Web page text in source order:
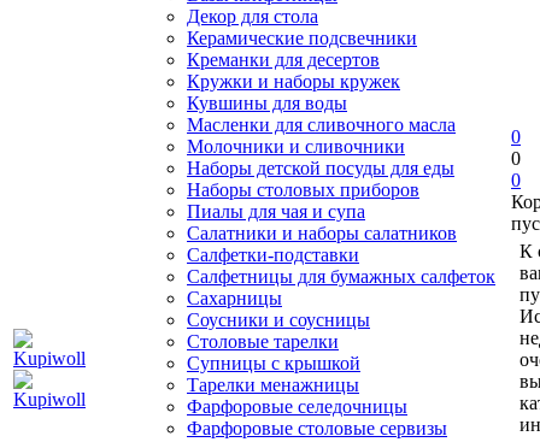
Декор для стола
Керамические подсвечники
Креманки для десертов
Кружки и наборы кружек
Кувшины для воды
Масленки для сливочного масла
Молочники и сливочники
Наборы детской посуды для еды
Наборы столовых приборов
Пиалы для чая и супа
Салатники и наборы салатников
Салфетки-подставки
Салфетницы для бумажных салфеток
Сахарницы
Соусники и соусницы
Столовые тарелки
Супницы с крышкой
Тарелки менажницы
Фарфоровые селедочницы
Фарфоровые столовые сервизы
0
0
0
К